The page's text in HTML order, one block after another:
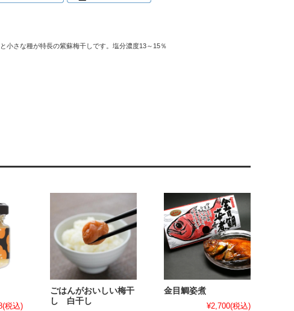
小さな種が特長の紫蘇梅干しです。塩分濃度13～15％
(税込)
ごはんがおいしい梅干
し 白干し
金目鯛姿煮
¥2,700(税込)